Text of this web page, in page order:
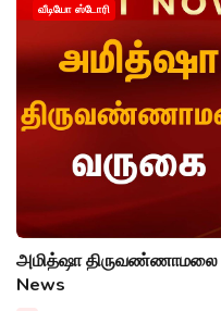
வீடியோ ஸ்டோரி
அமித்ஷா திருவண்ணாமலை
News